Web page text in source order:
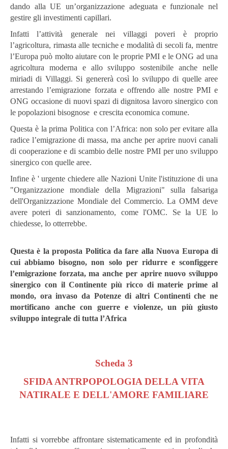
dando alla UE un’organizzazione adeguata e funzionale nel
gestire gli investimenti capillari.
Infatti l’attività generale nei villaggi poveri è proprio
l’agricoltura, rimasta alle tecniche e modalità di secoli fa, mentre
l’Europa può molto aiutare con le proprie PMI e le ONG ad una
agricoltura moderna e allo sviluppo sostenibile anche nelle
miriadi di Villaggi. Si genererà così lo sviluppo di quelle aree
arrestando l’emigrazione forzata e offrendo alle nostre PMI e
ONG occasione di nuovi spazi di dignitosa lavoro sinergico con
le popolazioni bisognose e crescita economica comune.
Questa è la prima Politica con l’Africa: non solo per evitare alla
radice l’emigrazione di massa, ma anche per aprire nuovi canali
di cooperazione e di scambio delle nostre PMI per uno sviluppo
sinergico con quelle aree.
Infine è ' urgente chiedere alle Nazioni Unite l'istituzione di una
"Organizzazione mondiale della Migrazioni" sulla falsariga
dell'Organizzazione Mondiale del Commercio. La OMM deve
avere poteri di sanzionamento, come l'OMC. Se la UE lo
chiedesse, lo otterrebbe.
Questa è la proposta Politica da fare alla Nuova Europa di
cui abbiamo bisogno, non solo per ridurre e sconfiggere
l’emigrazione forzata, ma anche per aprire nuovo sviluppo
sinergico con il Continente più ricco di materie prime al
mondo, ora invaso da Potenze di altri Continenti che ne
mortificano anche con guerre e violenze, un più giusto
sviluppo integrale di tutta l’Africa
Scheda 3
SFIDA ANTRPOPOLOGIA DELLA VITA
NATIRALE E DELL'AMORE FAMILIARE
Infatti si vorrebbe affrontare sistematicamente ed in profondità